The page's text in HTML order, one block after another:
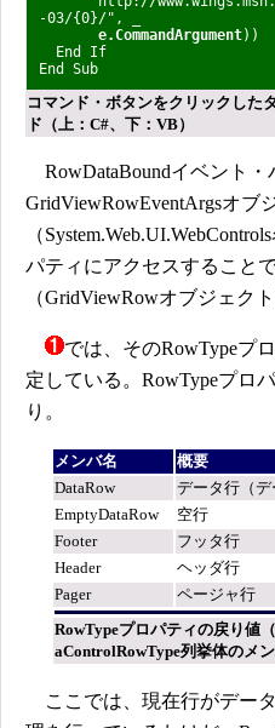
-03/{0}/", _
e.CommandArgument))
End If
End Sub
コマンド・ボタンをクリックした
ド（上：C#、下：VB）
RowDataBoundイベント・
GridViewRowEventArgsオブ
（
パティにアクセスすること
（GridViewRowオブジェク
では、そのRowTypeプ
定している。RowTypeプロ
り。
メンバ名
概要
DataRow
データ行（デ
EmptyDataRow
空行
Footer
フッタ行
Header
ヘッダ行
Pager
ページャ行
RowTypeプロパティの戻り値
aControlRowType列挙体のメン
ここでは、現在行がデー